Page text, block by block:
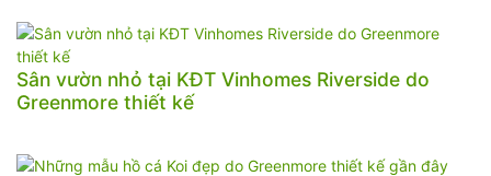
Sân vườn nhỏ tại KĐT Vinhomes Riverside do
Greenmore thiết kế